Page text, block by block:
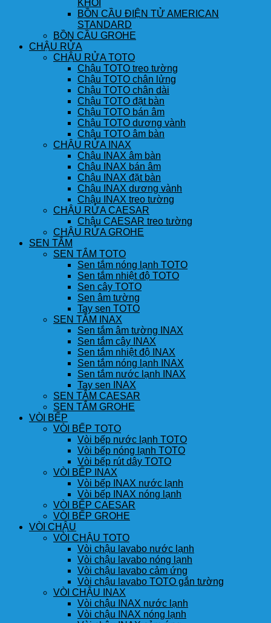
KHỐI
BỒN CẦU ĐIỆN TỬ AMERICAN
STANDARD
BỒN CẦU GROHE
CHẬU RỬA
CHẬU RỬA TOTO
Chậu TOTO treo tường
Chậu TOTO chân lửng
Chậu TOTO chân dài
Chậu TOTO đặt bàn
Chậu TOTO bán âm
Chậu TOTO dương vành
Chậu TOTO âm bàn
CHẬU RỬA INAX
Chậu INAX âm bàn
Chậu INAX bán âm
Chậu INAX đặt bàn
Chậu INAX dương vành
Chậu INAX treo tường
CHẬU RỬA CAESAR
Chậu CAESAR treo tường
CHẬU RỬA GROHE
SEN TẮM
SEN TẮM TOTO
Sen tắm nóng lạnh TOTO
Sen tắm nhiệt độ TOTO
Sen cây TOTO
Sen âm tường
Tay sen TOTO
SEN TẮM INAX
Sen tắm âm tường INAX
Sen tắm cây INAX
Sen tắm nhiệt độ INAX
Sen tắm nóng lạnh INAX
Sen tắm nước lạnh INAX
Tay sen INAX
SEN TẮM CAESAR
SEN TẮM GROHE
VÒI BẾP
VÒI BẾP TOTO
Vòi bếp nước lạnh TOTO
Vòi bếp nóng lạnh TOTO
Vòi bếp rút dây TOTO
VÒI BẾP INAX
Vòi bếp INAX nước lạnh
Vòi bếp INAX nóng lạnh
VÒI BẾP CAESAR
VÒI BẾP GROHE
VÒI CHẬU
VÒI CHẬU TOTO
Vòi chậu lavabo nước lạnh
Vòi chậu lavabo nóng lạnh
Vòi chậu lavabo cảm ứng
Vòi chậu lavabo TOTO gắn tường
VÒI CHẬU INAX
Vòi chậu INAX nước lạnh
Vòi chậu INAX nóng lạnh